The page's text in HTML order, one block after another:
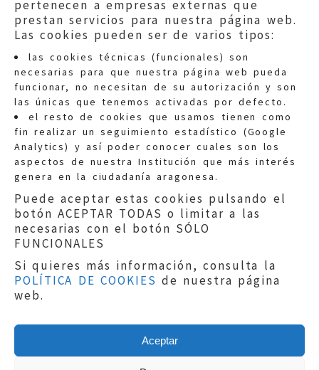
pertenecen a empresas externas que
prestan servicios para nuestra página web.
Las cookies pueden ser de varios tipos:
las cookies técnicas (funcionales) son
necesarias para que nuestra página web pueda
funcionar, no necesitan de su autorización y son
las únicas que tenemos activadas por defecto.
el resto de cookies que usamos tienen como
fin realizar un seguimiento estadístico (Google
Analytics) y así poder conocer cuales son los
aspectos de nuestra Institución que más interés
genera en la ciudadanía aragonesa.
Puede aceptar estas cookies pulsando el
botón ACEPTAR TODAS o limitar a las
necesarias con el botón SÓLO
FUNCIONALES
Si quieres más información, consulta la
POLÍTICA DE COOKIES de nuestra página
web.
Aceptar
Quejas:quejas@eljusticiadearagon.es
Información general:
informacion@eljusticiadearagon.es
Teléfonos:900 210 210/
Aviso legal|Política de privacidad|
Protección de Datos
Política de cookies
Copyright © 2019El Justicia de Aragón|